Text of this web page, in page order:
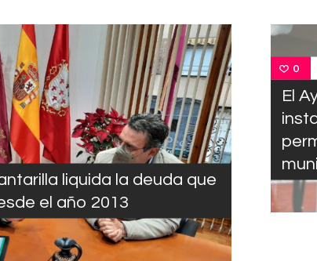
liquida la deuda que
el año 2013
0
El